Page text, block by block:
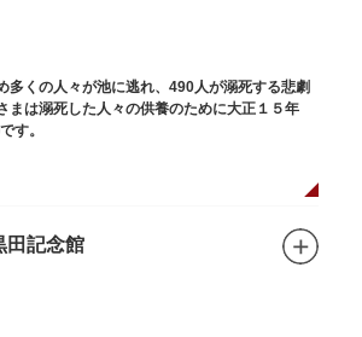
ます。この板碑には「弘安十一年戊子五月二十
り、区内でも古いものです。しかし妙亀塚と板
りません。
墨田区堤通）境内には梅若にちなむ梅若塚
と相対するものと考えられています。
多くの人々が池に逃れ、490人が溺死する悲劇
まは溺死した人々の供養のために大正１５年
す。
田記念館